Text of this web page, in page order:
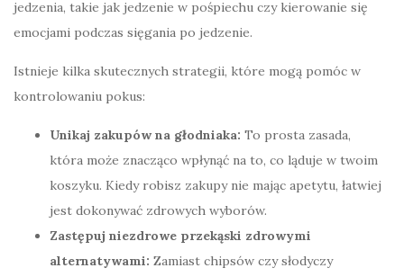
jedzenia, takie jak jedzenie w pośpiechu czy kierowanie się
emocjami podczas sięgania po jedzenie.
Istnieje kilka skutecznych strategii, które mogą pomóc w
kontrolowaniu pokus:
Unikaj zakupów na głodniaka: To prosta zasada,
która może znacząco wpłynąć na to, co ląduje w twoim
koszyku. Kiedy robisz zakupy nie mając apetytu, łatwiej
jest dokonywać zdrowych wyborów.
Zastępuj niezdrowe przekąski zdrowymi
alternatywami: Zamiast chipsów czy słodyczy